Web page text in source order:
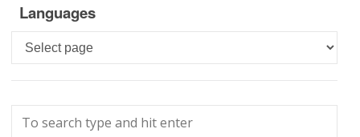
Languages
Languages